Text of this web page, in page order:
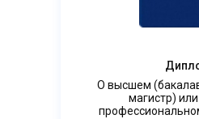
О высшем
магистр)